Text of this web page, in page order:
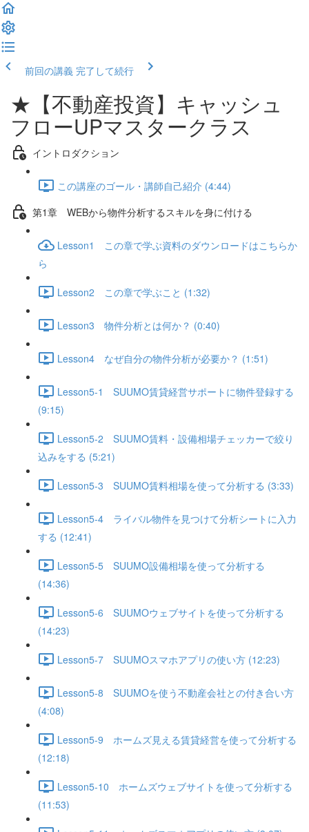
前回の講義 完了して続行
★【不動産投資】キャッシュ
フローUPマスタークラス
イントロダクション
この講座のゴール・講師自己紹介 (4:44)
第1章 WEBから物件分析するスキルを身に付ける
Lesson1 この章で学ぶ資料のダウンロードはこちらか
ら
Lesson2 この章で学ぶこと (1:32)
Lesson3 物件分析とは何か？ (0:40)
Lesson4 なぜ自分の物件分析が必要か？ (1:51)
Lesson5-1 SUUMO賃貸経営サポートに物件登録する
(9:15)
Lesson5-2 SUUMO賃料・設備相場チェッカーで絞り
込みをする (5:21)
Lesson5-3 SUUMO賃料相場を使って分析する (3:33)
Lesson5-4 ライバル物件を見つけて分析シートに入力
する (12:41)
Lesson5-5 SUUMO設備相場を使って分析する
(14:36)
Lesson5-6 SUUMOウェブサイトを使って分析する
(14:23)
Lesson5-7 SUUMOスマホアプリの使い方 (12:23)
Lesson5-8 SUUMOを使う不動産会社との付き合い方
(4:08)
Lesson5-9 ホームズ見える賃貸経営を使って分析する
(12:18)
Lesson5-10 ホームズウェブサイトを使って分析する
(11:53)